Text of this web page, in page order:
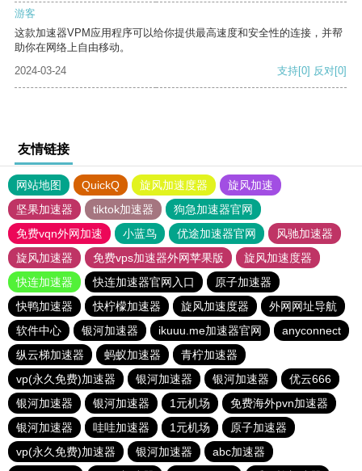
游客
这款加速器VPM应用程序可以给你提供最高速度和安全性的连接，并帮
助你在网络上自由移动。
2024-03-24
支持[0] 反对[0]
友情链接
网站地图 QuickQ 旋风加速度器
旋风加速
坚果加速器
tiktok加速器
狗急加速器官网
免费vqn外网加速
小蓝鸟 优途加速器官网
风驰加速器
旋风加速器
免费vps加速器外网苹果版
旋风加速度器
快连加速器
快连加速器官网入口
原子加速器
快鸭加速器
快柠檬加速器 旋风加速度器
外网网址导航
软件中心
银河加速器 ikuuu.me加速器官网
anyconnect
纵云梯加速器
蚂蚁加速器
青柠加速器
vp(永久免费)加速器
银河加速器 银河加速器
优云666
银河加速器
银河加速器 1元机场
免费海外pvn加速器
银河加速器
哇哇加速器 1元机场
原子加速器
vp(永久免费)加速器
银河加速器
abc加速器